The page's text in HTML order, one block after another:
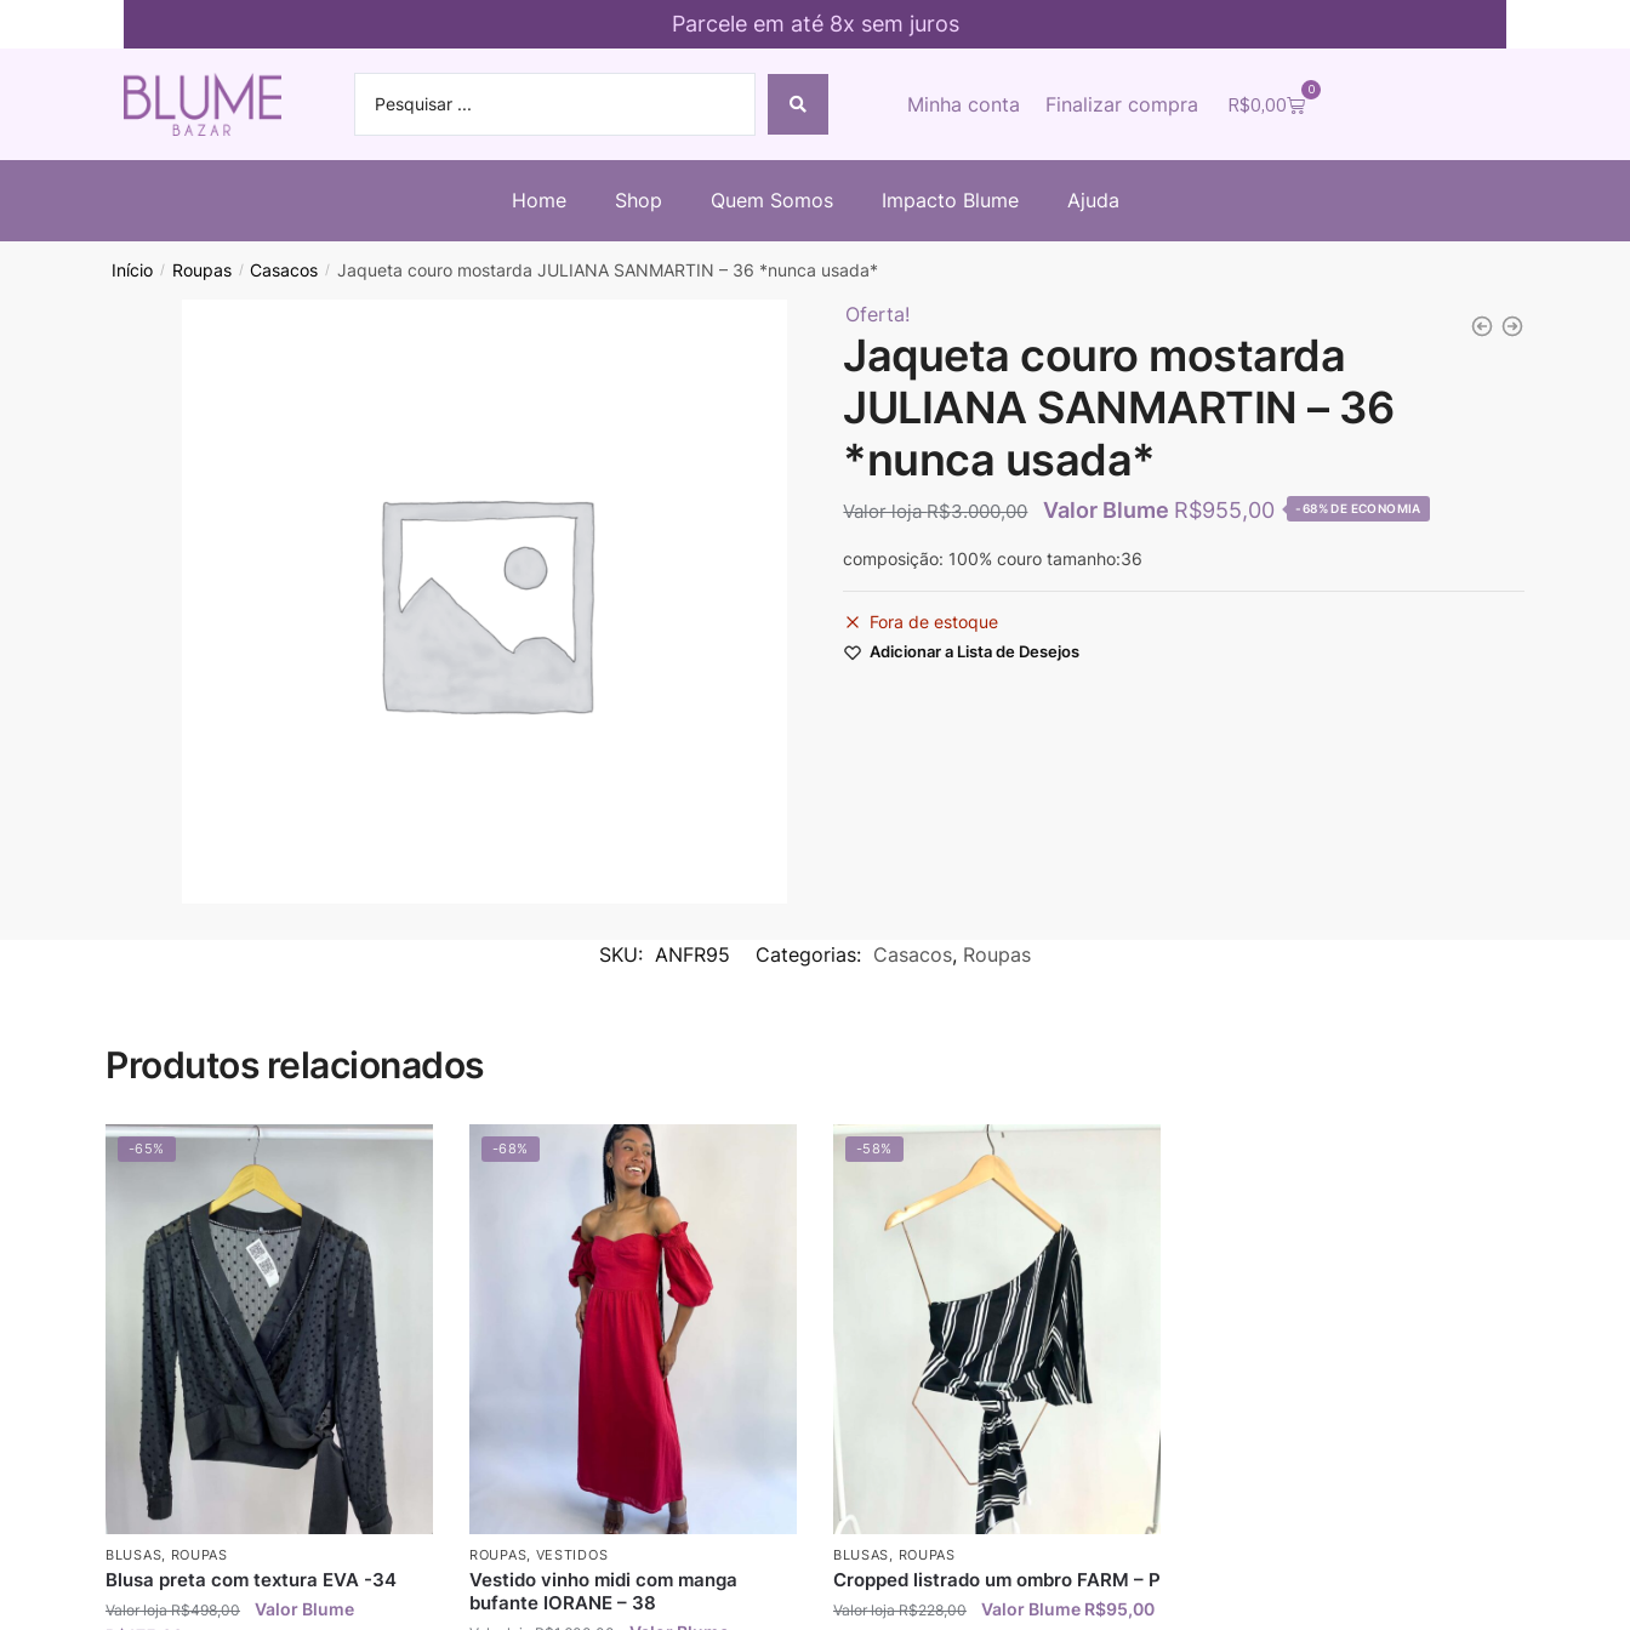
Parcele em até 8x sem juros
R$0,00
0
Minha conta Finalizar compra
Home Shop Quem Somos Impacto Blume Ajuda
Início / Roupas / Casacos / Jaqueta couro mostarda JULIANA SANMARTIN – 36 *nunca usada*
Oferta!
Jaqueta couro mostarda
JULIANA SANMARTIN – 36
*nunca usada*
R$3.000,00 R$955,00 -68%
composição: 100% couro tamanho:36
Fora de estoque
Adicionar a Lista de Desejos
SKU: ANFR95 Categorias: Casacos, Roupas
Produtos relacionados
-65%
BLUSAS ROUPAS
Blusa preta com textura EVA -34
R$498,00
-68%
ROUPAS VESTIDOS
Vestido vinho midi com manga
bufante IORANE – 38
-58%
BLUSAS ROUPAS
Cropped listrado um ombro FARM – P
R$228,00 R$95,00